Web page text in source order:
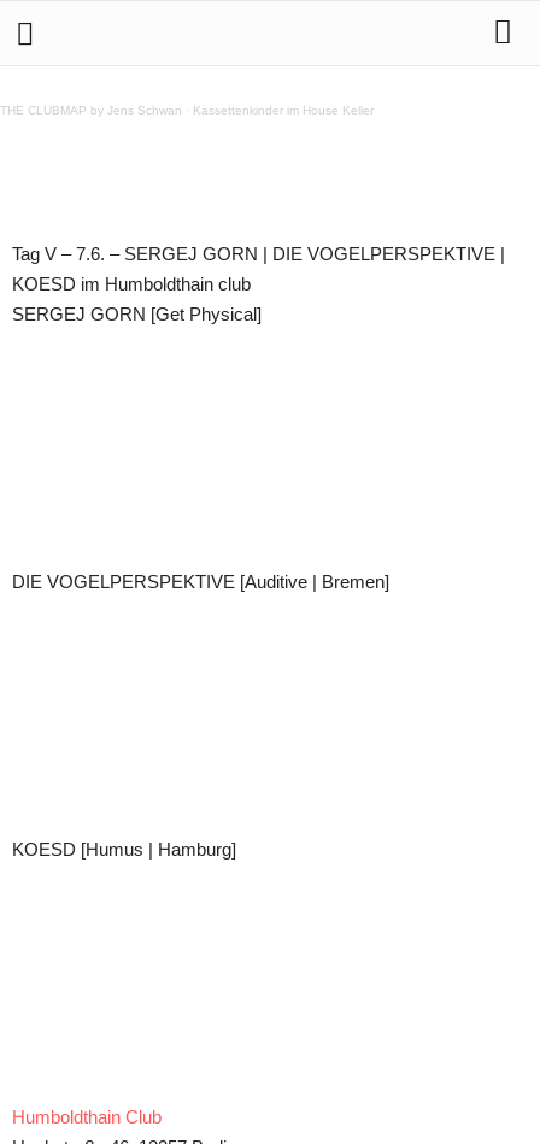
THE CLUBMAP by Jens Schwan · Kassettenkinder im House Keller
Tag V – 7.6. – SERGEJ GORN | DIE
Tag V – 7.6. – SERGEJ GORN | DIE VOGELPERSPEKTIVE |
KOESD im Humboldthain club
SERGEJ GORN [Get Physical]
DIE VOGELPERSPEKTIVE [Auditive | Bremen]
KOESD [Humus | Hamburg]
Humboldthain Club